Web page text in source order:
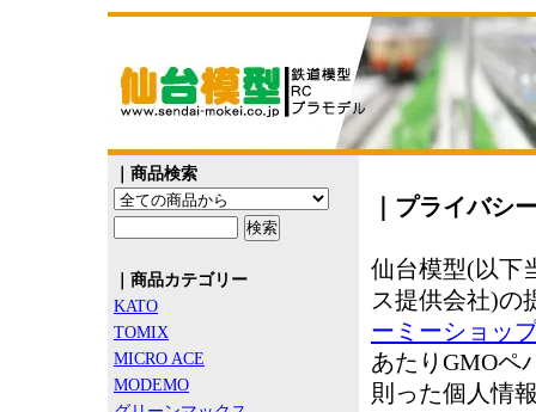
｜商品検索
｜商品カテゴリー
KATO
TOMIX
MICRO ACE
MODEMO
｜プライバシ
仙台模型(以下
ス提供会社)
ーミーショッ
あたりGMOペ
則った個人情